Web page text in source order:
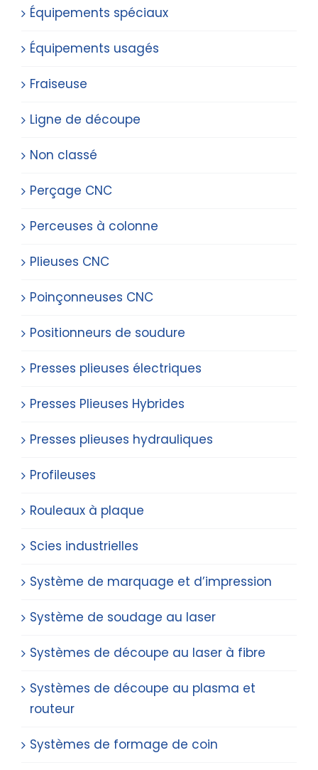
Équipements spéciaux
Équipements usagés
Fraiseuse
Ligne de découpe
Non classé
Perçage CNC
Perceuses à colonne
Plieuses CNC
Poinçonneuses CNC
Positionneurs de soudure
Presses plieuses électriques
Presses Plieuses Hybrides
Presses plieuses hydrauliques
Profileuses
Rouleaux à plaque
Scies industrielles
Système de marquage et d’impression
Système de soudage au laser
Systèmes de découpe au laser à fibre
Systèmes de découpe au plasma et
routeur
Systèmes de formage de coin